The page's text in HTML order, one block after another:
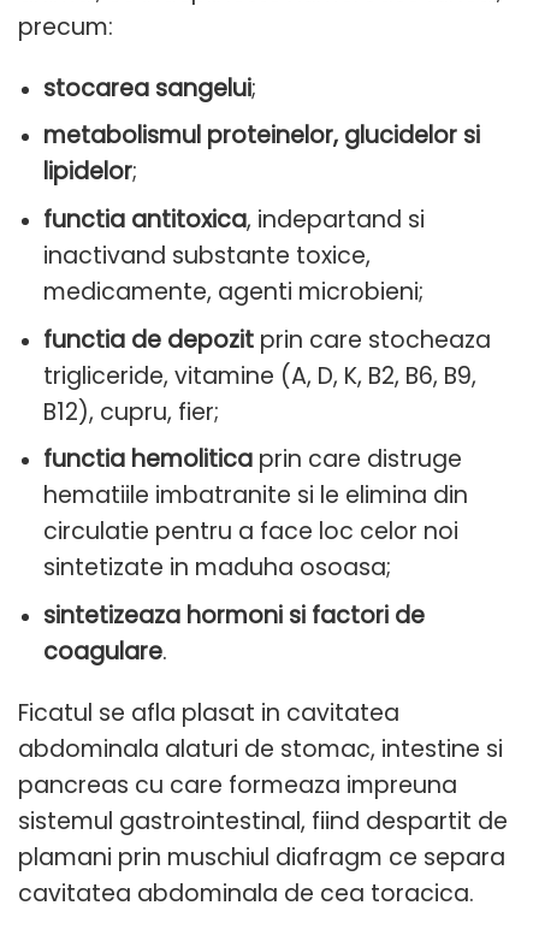
precum:
stocarea sangelui;
metabolismul proteinelor, glucidelor si
lipidelor;
functia antitoxica, indepartand si
inactivand substante toxice,
medicamente, agenti microbieni;
functia de depozitprin care stocheaza
trigliceride, vitamine (A, D, K, B2, B6, B9,
B12), cupru, fier;
functia hemoliticaprin care distruge
hematiile imbatranite si le elimina din
circulatie pentru a face loc celor noi
sintetizate in maduha osoasa;
sintetizeaza hormoni si factori de
coagulare.
Ficatul se afla plasat in cavitatea
abdominala alaturi de stomac, intestine si
pancreas cu care formeaza impreuna
sistemul gastrointestinal, fiind despartit de
plamani prin muschiul diafragm ce separa
cavitatea abdominala de cea toracica.